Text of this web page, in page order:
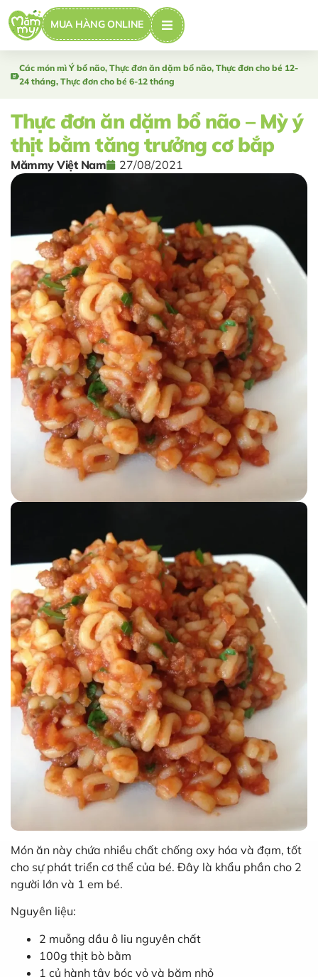
MUA HÀNG ONLINE
Các món mì Ý bổ não, Thực đơn ăn dặm bổ não, Thực đơn cho bé 12-
24 tháng, Thực đơn cho bé 6-12 tháng
Thực đơn ăn dặm bổ não – Mỳ ý
thịt bằm tăng trưởng cơ bắp
Mămmy Việt Nam 27/08/2021
Món ăn này chứa nhiều chất chống oxy hóa và đạm, tốt
cho sự phát triển cơ thể của bé. Đây là khẩu phần cho 2
người lớn và 1 em bé.
Nguyên liệu:
2 muỗng dầu ô liu nguyên chất
100g thịt bò bằm
1 củ hành tây bóc vỏ và băm nhỏ